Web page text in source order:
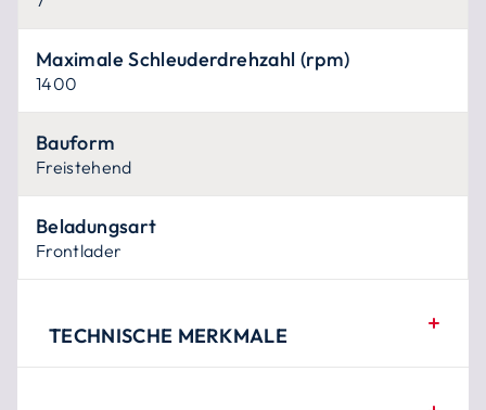
Maximale Schleuderdrehzahl (rpm)
1400
Bauform
Freistehend
Beladungsart
Frontlader
TECHNISCHE MERKMALE